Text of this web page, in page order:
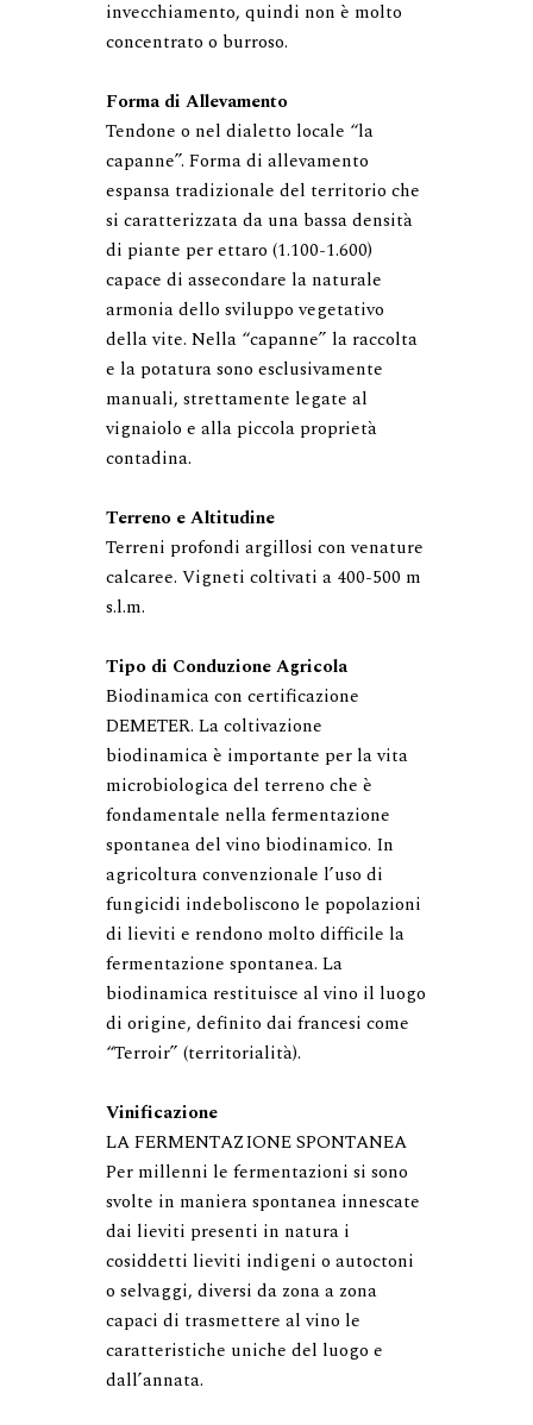
invecchiamento, quindi non è molto
concentrato o burroso.
Forma di Allevamento
Tendone o nel dialetto locale “la
capanne”. Forma di allevamento
espansa tradizionale del territorio che
si caratterizzata da una bassa densità
di piante per ettaro (1.100-1.600)
capace di assecondare la naturale
armonia dello sviluppo vegetativo
della vite. Nella “capanne” la raccolta
e la potatura sono esclusivamente
manuali, strettamente legate al
vignaiolo e alla piccola proprietà
contadina.
Terreno e Altitudine
Terreni profondi argillosi con venature
calcaree. Vigneti coltivati a 400-500 m
s.l.m.
Tipo di Conduzione Agricola
Biodinamica con certificazione
DEMETER. La coltivazione
biodinamica è importante per la vita
microbiologica del terreno che è
fondamentale nella fermentazione
spontanea del vino biodinamico. In
agricoltura convenzionale l’uso di
fungicidi indeboliscono le popolazioni
di lieviti e rendono molto difficile la
fermentazione spontanea. La
biodinamica restituisce al vino il luogo
di origine, definito dai francesi come
Vinificazione
LA FERMENTAZIONE SPONTANEA
Per millenni le fermentazioni si sono
svolte in maniera spontanea innescate
dai lieviti presenti in natura i
cosiddetti lieviti indigeni o autoctoni
o selvaggi, diversi da zona a zona
capaci di trasmettere al vino le
caratteristiche uniche del luogo e
dall’annata.